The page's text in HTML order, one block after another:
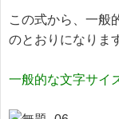
この式から、一般
のとおりになりま
一般的な文字サイ